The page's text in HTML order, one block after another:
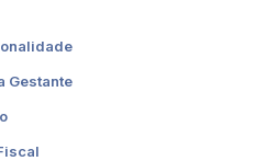
Gestante